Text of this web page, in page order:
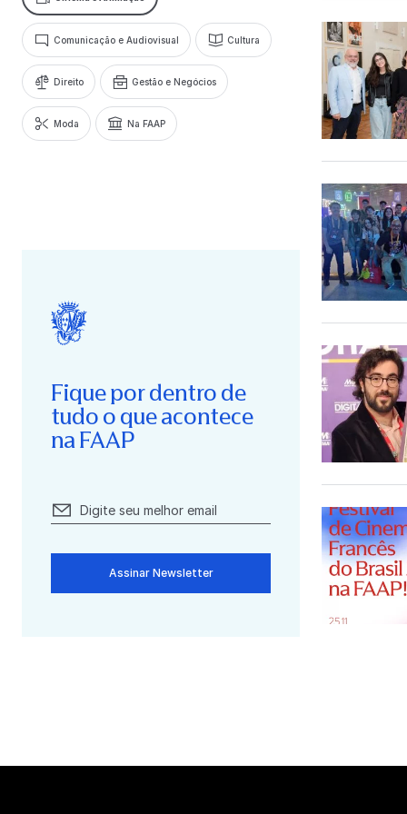
Comunicação e Audiovisual Cultura
Direito Gestão e Negócios
Moda Na FAAP
Fique por dentro de
tudo o que acontece
na FAAP
Assinar Newsletter